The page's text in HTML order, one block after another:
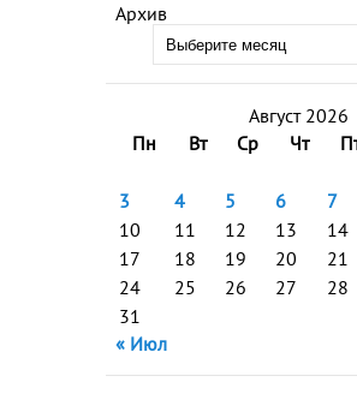
Архив
Август 2026
Пн
Вт Ср Чт
3
4 5 6 7
10
11 12 13 14
17
18 19 20 21
24
25 26 27 28
31
« Июл